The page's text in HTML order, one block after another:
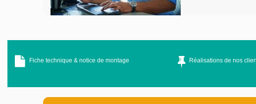
Fiche technique & notice de montage Réalisations de nos